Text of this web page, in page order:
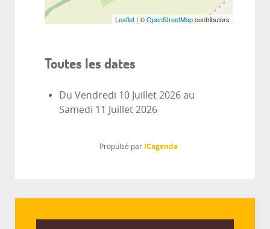
Leaflet | ©OpenStreetMapcontributors
Toutes les dates
Du Vendredi 10 Juillet 2026 au
Samedi 11 Juillet 2026
Propulsé par iCagenda